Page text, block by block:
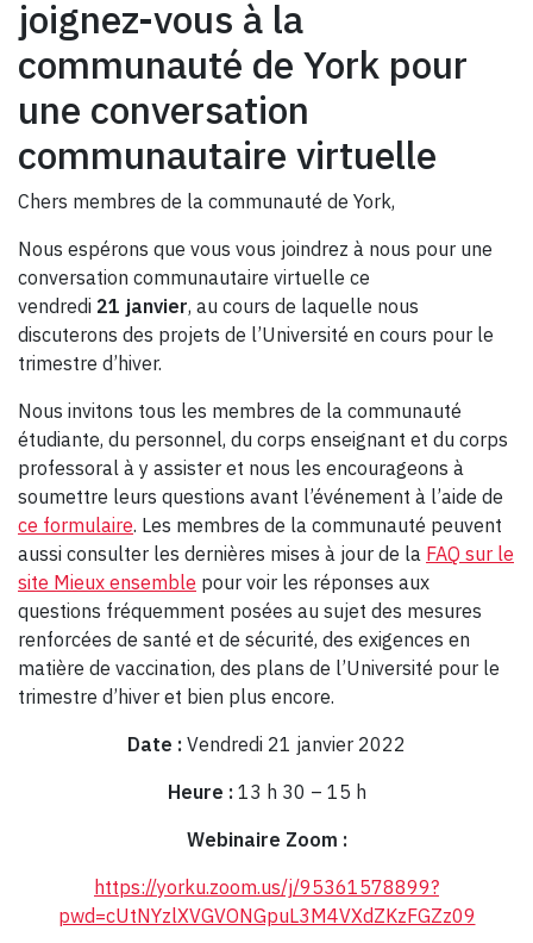
joignez-vous à la
communauté de York pour
une conversation
communautaire virtuelle
Chers membres de la communauté de York,
Nous espérons que vous vous joindrez à nous pour une
conversation communautaire virtuelle ce
vendredi 21 janvier, au cours de laquelle nous
discuterons des projets de l’Université en cours pour le
trimestre d’hiver.
Nous invitons tous les membres de la communauté
étudiante, du personnel, du corps enseignant et du corps
professoral à y assister et nous les encourageons à
soumettre leurs questions avant l’événement à l’aide de
ce formulaire. Les membres de la communauté peuvent
aussi consulter les dernières mises à jour de la FAQ sur le
site Mieux ensemble pour voir les réponses aux
questions fréquemment posées au sujet des mesures
renforcées de santé et de sécurité, des exigences en
matière de vaccination, des plans de l’Université pour le
trimestre d’hiver et bien plus encore.
Date : Vendredi 21 janvier 2022
Heure :13 h 30 – 15 h
Webinaire Zoom :
https://yorku.zoom.us/j/95361578899?
pwd=cUtNYzlXVGVONGpuL3M4VXdZKzFGZz09